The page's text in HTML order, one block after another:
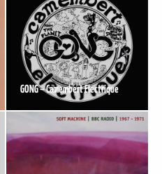
GONG – Camembert Electrique